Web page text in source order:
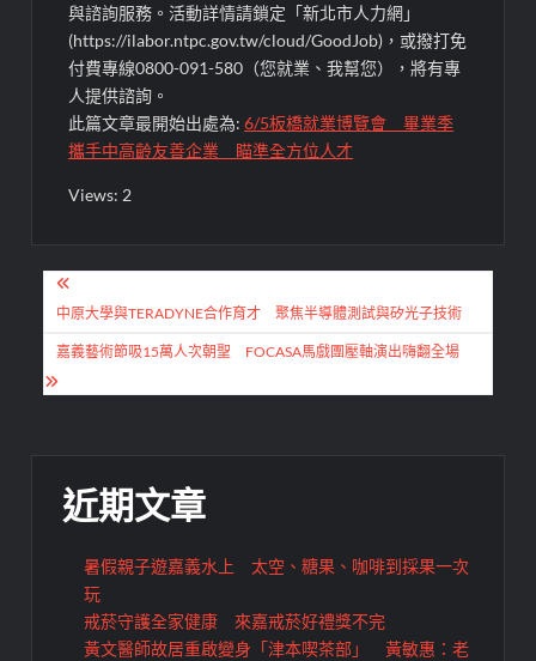
與諮詢服務。活動詳情請鎖定「新北市人力網」
(https://ilabor.ntpc.gov.tw/cloud/GoodJob)，或撥打免
付費專線0800-091-580（您就業、我幫您），將有專
人提供諮詢。
此篇文章最開始出處為:6/5板橋就業博覽會 畢業季
攜手中高齡友善企業 瞄準全方位人才
Views: 2
文
章
導
覽
中原大學與TERADYNE合作育才 聚焦半導體測試與矽光子技術
嘉義藝術節吸15萬人次朝聖 FOCASA馬戲團壓軸演出嗨翻全場
近期文章
暑假親子遊嘉義水上 太空、糖果、咖啡到採果一次
玩
戒菸守護全家健康 來嘉戒菸好禮獎不完
黃文醫師故居重啟變身「津本喫茶部」 黃敏惠：老